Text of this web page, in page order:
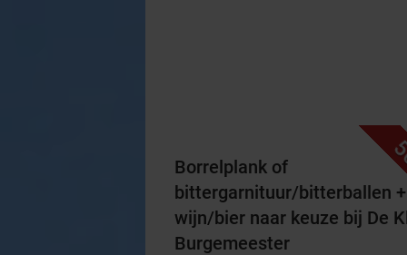
Borrelplank of
bittergarnituur/bitterballen +
wijn/bier naar keuze bij De
Burgemeester